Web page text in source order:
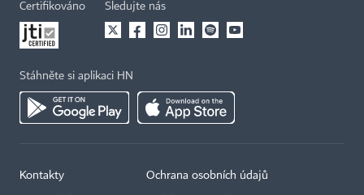
Certifikováno Sledujte nás
Stáhněte si aplikaci HN
Kontakty Ochrana osobních údajů